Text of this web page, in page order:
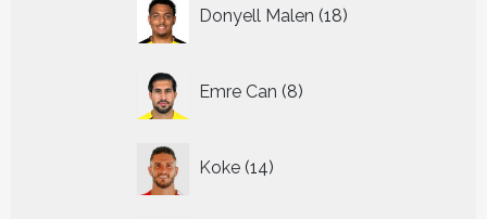
Donyell Malen 18
producten
Emre Can 8
producten
Koke 14
producten